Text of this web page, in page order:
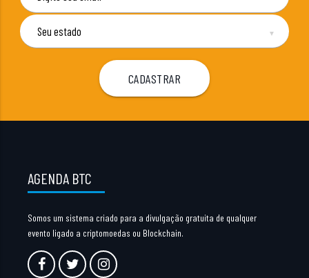
▼
AGENDA BTC
Somos um sistema criado para a divulgação gratuita de qualquer
evento ligado a criptomoedas ou Blockchain.